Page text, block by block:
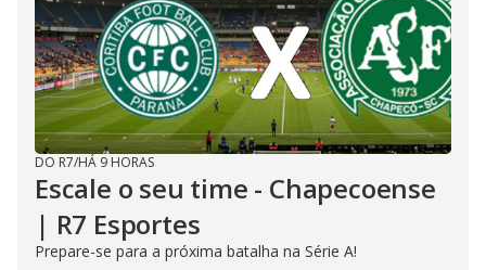
DO R7/HÁ 9 HORAS
Escale o seu time - Chapecoense
| R7 Esportes
Prepare-se para a próxima batalha na Série A!